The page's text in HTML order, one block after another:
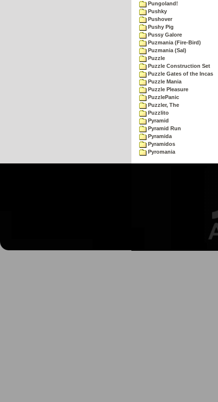
Pungoland!
Pushky
Pushover
Pushy Pig
Pussy Galore
Puzmania (Fire-Bird)
Puzmania (Sal)
Puzzle
Puzzle Construction Set
Puzzle Gates of the Incas
Puzzle Mania
Puzzle Pleasure
PuzzlePanic
Puzzler, The
Puzzlito
Pyramid
Pyramid Run
Pyramida
Pyramidos
Pyromania